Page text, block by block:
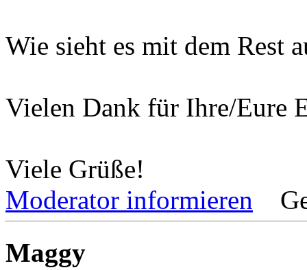
Wie sieht es mit dem Rest
Vielen Dank für Ihre/Eure
Viele Grüße!
Moderator informieren
Maggy